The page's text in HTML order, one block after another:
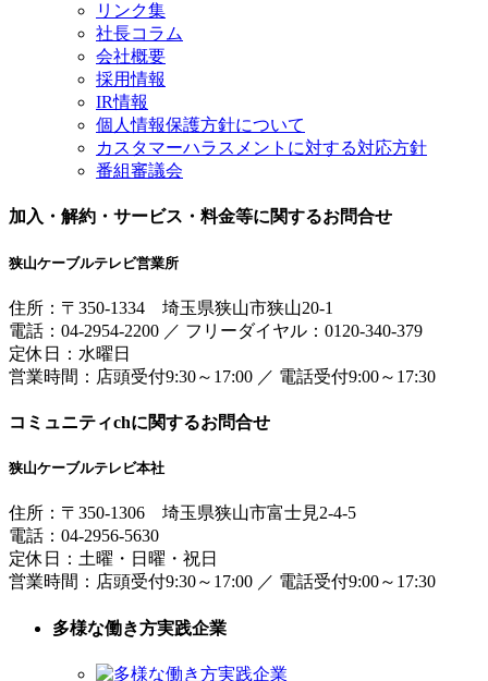
リンク集
社長コラム
会社概要
採用情報
IR情報
個人情報保護方針について
カスタマーハラスメントに対する対応方針
番組審議会
加入・解約・サービス・料金等に関するお問合せ
狭山ケーブルテレビ営業所
住所： 〒350-1334 埼玉県狭山市狭山20-1
電話： 04-2954-2200 ／ フリーダイヤル：0120-340-379
定休日：水曜日
営業時間： 店頭受付9:30～17:00 ／ 電話受付9:00～17:30
コミュニティchに関するお問合せ
狭山ケーブルテレビ本社
住所： 〒350-1306 埼玉県狭山市富士見2-4-5
電話： 04-2956-5630
定休日：土曜・日曜・祝日
営業時間： 店頭受付9:30～17:00 ／ 電話受付9:00～17:30
多様な働き方実践企業